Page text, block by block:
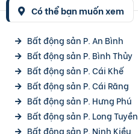
Có thể bạn muốn xem
Bất động sản P. An Bình
Bất động sản P. Bình Thủy
Bất động sản P. Cái Khế
Bất động sản P. Cái Răng
Bất động sản P. Hưng Phú
Bất động sản P. Long Tuyền
Bất động sản P. Ninh Kiều